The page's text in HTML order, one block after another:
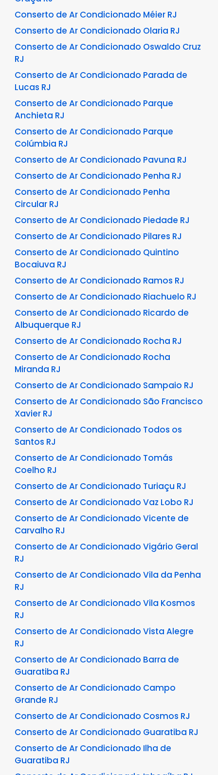
Conserto de Ar Condicionado Méier RJ
Conserto de Ar Condicionado Olaria RJ
Conserto de Ar Condicionado Oswaldo Cruz
RJ
Conserto de Ar Condicionado Parada de
Lucas RJ
Conserto de Ar Condicionado Parque
Anchieta RJ
Conserto de Ar Condicionado Parque
Colúmbia RJ
Conserto de Ar Condicionado Pavuna RJ
Conserto de Ar Condicionado Penha RJ
Conserto de Ar Condicionado Penha
Circular RJ
Conserto de Ar Condicionado Piedade RJ
Conserto de Ar Condicionado Pilares RJ
Conserto de Ar Condicionado Quintino
Bocaiuva RJ
Conserto de Ar Condicionado Ramos RJ
Conserto de Ar Condicionado Riachuelo RJ
Conserto de Ar Condicionado Ricardo de
Albuquerque RJ
Conserto de Ar Condicionado Rocha RJ
Conserto de Ar Condicionado Rocha
Miranda RJ
Conserto de Ar Condicionado Sampaio RJ
Conserto de Ar Condicionado São Francisco
Xavier RJ
Conserto de Ar Condicionado Todos os
Santos RJ
Conserto de Ar Condicionado Tomás
Coelho RJ
Conserto de Ar Condicionado Turiaçu RJ
Conserto de Ar Condicionado Vaz Lobo RJ
Conserto de Ar Condicionado Vicente de
Carvalho RJ
Conserto de Ar Condicionado Vigário Geral
RJ
Conserto de Ar Condicionado Vila da Penha
RJ
Conserto de Ar Condicionado Vila Kosmos
RJ
Conserto de Ar Condicionado Vista Alegre
RJ
Conserto de Ar Condicionado Barra de
Guaratiba RJ
Conserto de Ar Condicionado Campo
Grande RJ
Conserto de Ar Condicionado Cosmos RJ
Conserto de Ar Condicionado Guaratiba RJ
Conserto de Ar Condicionado Ilha de
Guaratiba RJ